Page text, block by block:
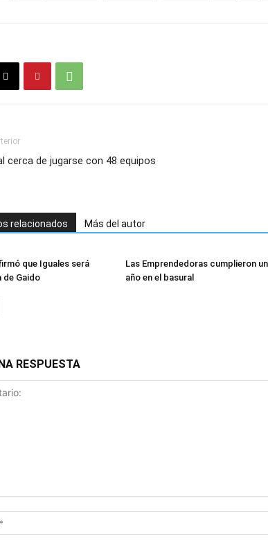
cerca de jugarse con 48 equipos
relacionados Más del autor
que Iguales será
Gaido
Las Emprendedoras cumplieron un
año en el basural
RESPUESTA